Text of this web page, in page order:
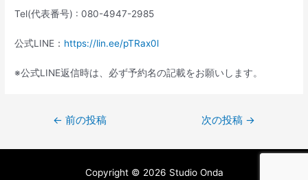
Tel(代表番号) : 080-4947-2985
公式LINE： https://lin.ee/pTRax0l
※公式LINE返信時は、必ず予約名の記載をお願いします。
← 前の投稿 次の投稿 →
Copyright © 2026 Studio Onda